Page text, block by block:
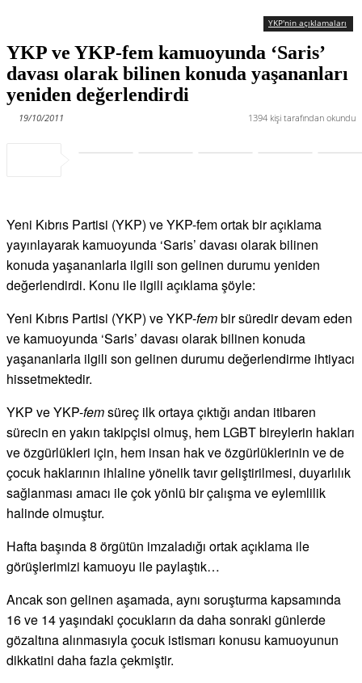
YKP'nin açıklamaları
YKP ve YKP-fem kamuoyunda ‘Saris’
davası olarak bilinen konuda yaşananları
yeniden değerlendirdi
1394 kişi tarafından okundu
19/10/2011
Yeni Kıbrıs Partisi (YKP) ve YKP-fem ortak bir açıklama
yayınlayarak kamuoyunda ‘Saris’ davası olarak bilinen
konuda yaşananlarla ilgili son gelinen durumu yeniden
değerlendirdi. Konu ile ilgili açıklama şöyle:
Yeni Kıbrıs Partisi (YKP) ve YKP-fembir süredir devam eden
ve kamuoyunda ‘Saris’ davası olarak bilinen konuda
yaşananlarla ilgili son gelinen durumu değerlendirme ihtiyacı
hissetmektedir.
YKP ve YKP-femsüreç ilk ortaya çıktığı andan itibaren
sürecin en yakın takipçisi olmuş, hem LGBT bireylerin hakları
ve özgürlükleri için, hem insan hak ve özgürlüklerinin ve de
çocuk haklarının ihlaline yönelik tavır geliştirilmesi, duyarlılık
sağlanması amacı ile çok yönlü bir çalışma ve eylemlilik
halinde olmuştur.
Hafta başında 8 örgütün imzaladığı ortak açıklama ile
görüşlerimizi kamuoyu ile paylaştık…
Ancak son gelinen aşamada, aynı soruşturma kapsamında
16 ve 14 yaşındaki çocukların da daha sonraki günlerde
gözaltına alınmasıyla çocuk istismarı konusu kamuoyunun
dikkatini daha fazla çekmiştir.